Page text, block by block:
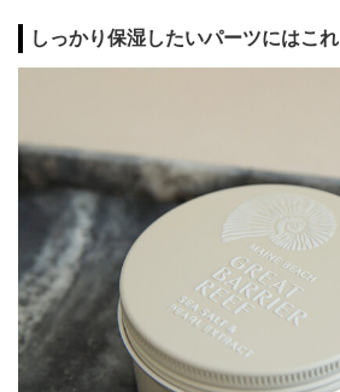
しっかり保湿したいパーツにはこれ